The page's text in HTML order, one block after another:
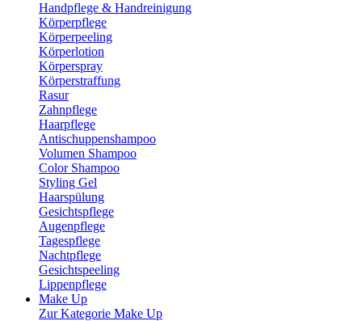
Handpflege & Handreinigung
Körperpflege
Körperpeeling
Körperlotion
Körperspray
Körperstraffung
Rasur
Zahnpflege
Haarpflege
Antischuppenshampoo
Volumen Shampoo
Color Shampoo
Styling Gel
Haarspülung
Gesichtspflege
Augenpflege
Tagespflege
Nachtpflege
Gesichtspeeling
Lippenpflege
Make Up
Zur Kategorie Make Up